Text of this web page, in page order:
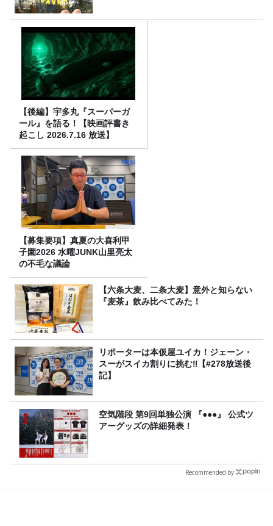
【後編】宇多丸『スーパーガ
ール』を語る！【映画評書き
起こし 2026.7.16 放送】
【募集要項】真夏の大喜利甲
子園2026 水曜JUNK山里亮太
の不毛な議論
【六条大麦、二条大麦】意外と知らない
『麦茶』飲み比べてみた！
リポーターは本仮屋ユイカ！ジェーン・
スーがスイカ割りに挑む‼【#278放送後
記】
空気階段 第9回単独公演 『●●●』 公式ツ
アーグッズの詳細発表！
Recommended by